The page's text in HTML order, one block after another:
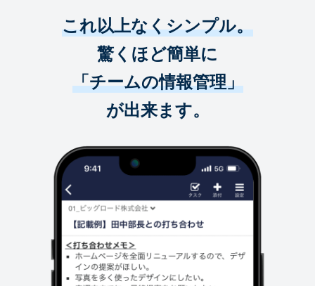
これ以上なくシンプル。
驚くほど簡単に
「チームの情報管理」
が出来ます。